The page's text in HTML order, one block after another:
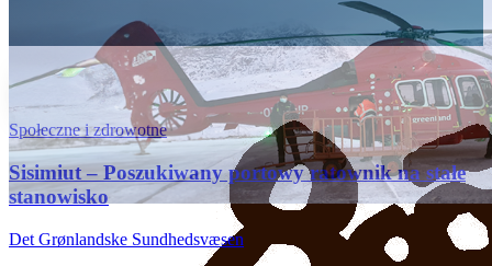
Społeczne i zdrowotne
Sisimiut – Poszukiwany portowy ratownik na stałe
stanowisko
Det Grønlandske Sundhedsvæsen